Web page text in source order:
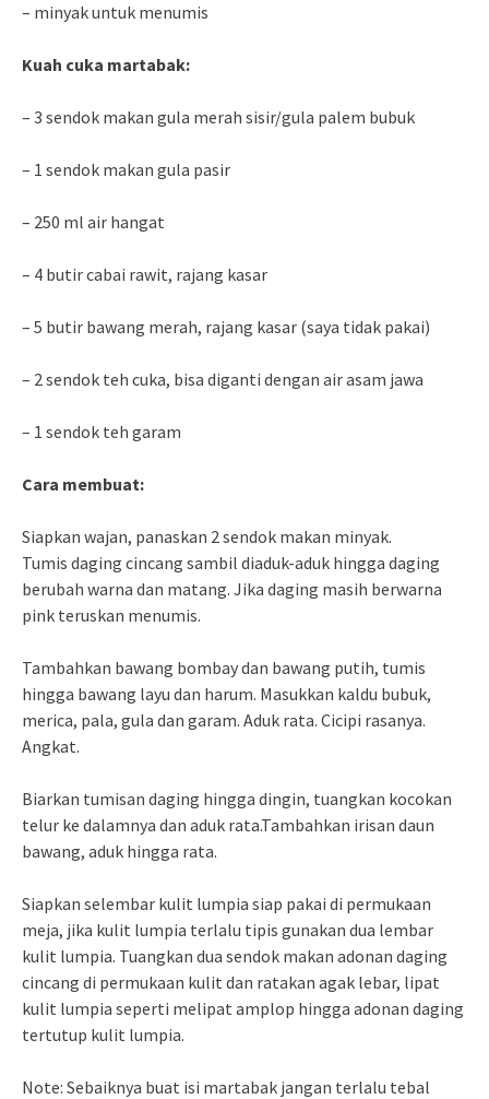
– minyak untuk menumis
Kuah cuka martabak:
– 3 sendok makan gula merah sisir/gula palem bubuk
– 1 sendok makan gula pasir
– 250 ml air hangat
– 4 butir cabai rawit, rajang kasar
– 5 butir bawang merah, rajang kasar (saya tidak pakai)
– 2 sendok teh cuka, bisa diganti dengan air asam jawa
– 1 sendok teh garam
Cara membuat:
Siapkan wajan, panaskan 2 sendok makan minyak.
Tumis daging cincang sambil diaduk-aduk hingga daging
berubah warna dan matang. Jika daging masih berwarna
pink teruskan menumis.
Tambahkan bawang bombay dan bawang putih, tumis
hingga bawang layu dan harum. Masukkan kaldu bubuk,
merica, pala, gula dan garam. Aduk rata. Cicipi rasanya.
Angkat.
Biarkan tumisan daging hingga dingin, tuangkan kocokan
telur ke dalamnya dan aduk rata.Tambahkan irisan daun
bawang, aduk hingga rata.
Siapkan selembar kulit lumpia siap pakai di permukaan
meja, jika kulit lumpia terlalu tipis gunakan dua lembar
kulit lumpia. Tuangkan dua sendok makan adonan daging
cincang di permukaan kulit dan ratakan agak lebar, lipat
kulit lumpia seperti melipat amplop hingga adonan daging
tertutup kulit lumpia.
Note: Sebaiknya buat isi martabak jangan terlalu tebal